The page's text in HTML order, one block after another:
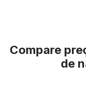
Compare
de